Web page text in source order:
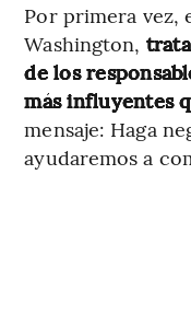
Por primera vez,
Washington,
de los
más influyentes
mensaje: Haga
ayudaremos a